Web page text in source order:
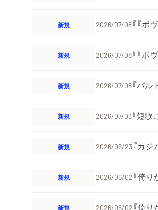
新規 2026/07/08『『ボ
新規 2026/07/08『『ボ
新規 2026/07/08『パル
新規 2026/07/03『短
新規 2026/06/23『カ
新規 2026/06/02 『倚
新規 2026/06/02 『倚